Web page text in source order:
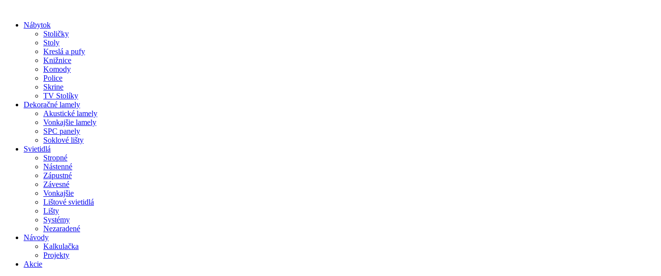
obsah
Nábytok
Stoličky
Stoly
Kreslá a pufy
Knižnice
Komody
Police
Skrine
TV Stolíky
Dekoračné lamely
Akustické lamely
Vonkajšie lamely
SPC panely
Soklové lišty
Svietidlá
Stropné
Nástenné
Zápustné
Závesné
Vonkajšie
Lištové svietidlá
Lišty
Systémy
Nezaradené
Návody
Kalkulačka
Projekty
Akcie